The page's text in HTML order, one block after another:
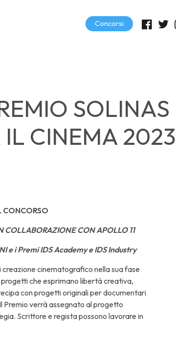
Concorsi
SOLINAS
CINEMA 2023
CONCORSO
COLLABORAZIONE CON APOLLO 11
e i Premi IDS Academy e IDS Industry
cinematografico nella sua fase
che esprimano libertà creativa,
con progetti originali per documentari
Premio verrà assegnato al progetto
Scrittore e regista possono lavorare in